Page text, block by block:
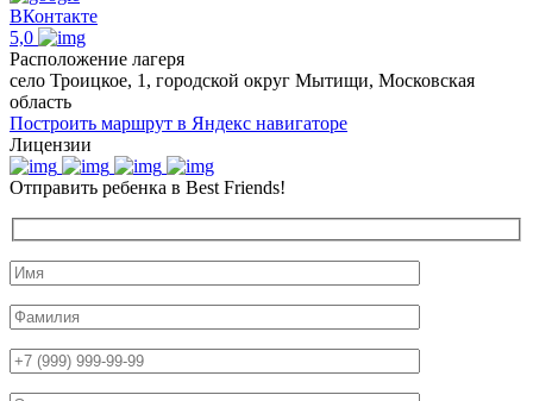
ВКонтакте
5,0
Расположение лагеря
село Троицкое, 1, городской округ Мытищи, Московская
область
Построить маршрут в Яндекс навигаторе
Лицензии
Отправить ребенка в Best Friends!